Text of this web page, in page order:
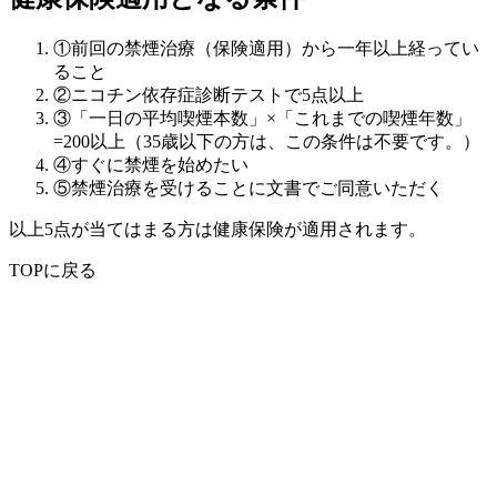
①前回の禁煙治療（保険適用）から一年以上経ってい
ること
②ニコチン依存症診断テストで5点以上
③「一日の平均喫煙本数」×「これまでの喫煙年数」
=200以上（35歳以下の方は、この条件は不要です。）
④すぐに禁煙を始めたい
⑤禁煙治療を受けることに文書でご同意いただく
以上5点が当てはまる方は健康保険が適用されます。
TOPに戻る